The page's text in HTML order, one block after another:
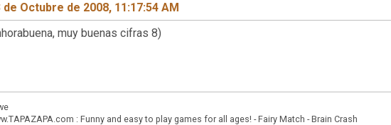
de Octubre de 2008, 11:17:54 AM
muy buenas cifras 8)
: Funny and easy to play games for all ages! - Fairy Match - Brain Crash